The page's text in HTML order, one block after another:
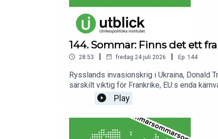
144. Sommar: Finns det ett
28:53 | fredag 24 juli 2026 | Ep. 144
Rysslands invasionskrig i Ukraina, Donald
särskilt viktig för Frankrike, EU:s enda
samarbete kring kärnvapen till fler
Medverkande:Medverkande:Barbara
Play